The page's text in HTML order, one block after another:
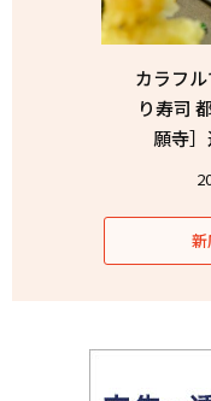
カラフ
り寿司
願寺］